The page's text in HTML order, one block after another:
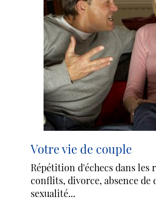
Votre vie de couple
Répétition d'échecs dans les
conflits, divorce, absence de
sexualité...